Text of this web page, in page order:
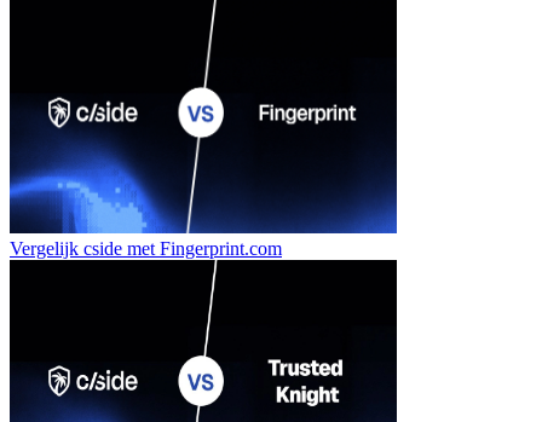
Vergelijk cside met Fingerprint.com